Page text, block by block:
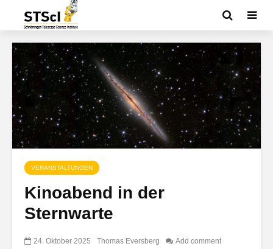
VERANSTALTUNGEN
Kinoabend in der
Sternwarte
24. Oktober 2025 Thomas Eversberg Add comment